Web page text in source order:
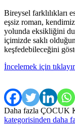
Bireysel farklılıkları
eşsiz roman,
yolunda eksikliğini
içimizde saklı
keşfedebileceğini
İncelemek için
Daha fazla ÇOCUK
kategorisinden daha